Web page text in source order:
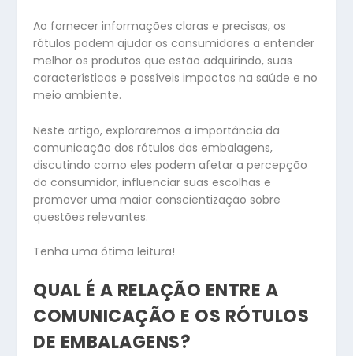
Ao fornecer informações claras e precisas, os
rótulos podem ajudar os consumidores a entender
melhor os produtos que estão adquirindo, suas
características e possíveis impactos na saúde e no
meio ambiente.
Neste artigo, exploraremos a importância da
comunicação dos rótulos das embalagens,
discutindo como eles podem afetar a percepção
do consumidor, influenciar suas escolhas e
promover uma maior conscientização sobre
questões relevantes.
Tenha uma ótima leitura!
QUAL É A RELAÇÃO ENTRE A
COMUNICAÇÃO E OS RÓTULOS
DE EMBALAGENS?